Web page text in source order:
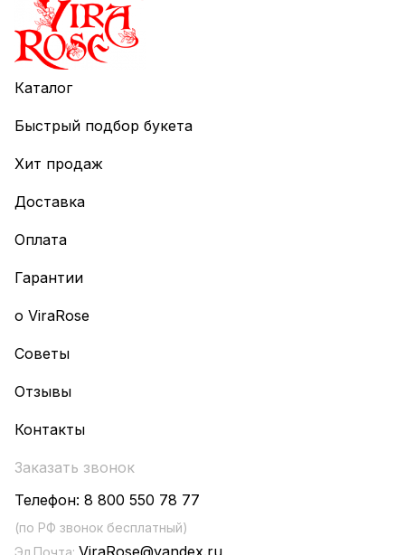
Каталог
Быстрый подбор букета
Хит продаж
Доставка
Оплата
Гарантии
о ViraRose
Советы
Отзывы
Контакты
Заказать звонок
Телефон: 8 800 550 78 77
(по РФ звонок бесплатный)
Эл.Почта: